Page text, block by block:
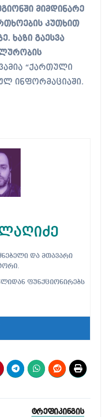
მიმდინარე
კუთხით
ხაზი გაესვა
“ქართული
ინფორმაციაში.
ფუნქციონირებს
ტრეფიკინგის